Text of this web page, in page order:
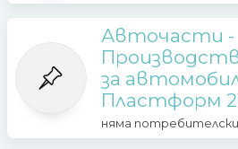
Авточасти -
за
Пластформ
няма